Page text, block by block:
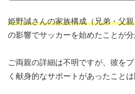
姫野誠さんの家族構成（兄弟・父
の影響でサッカーを始めたことが分
ご両親の詳細は不明ですが、彼を
く献身的なサポートがあったことは